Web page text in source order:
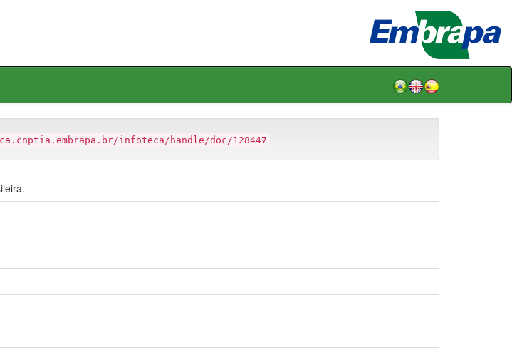
infoteca/handle/doc/128447